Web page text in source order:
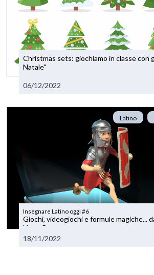
Christmas sets: giochiamo in classe con
Natale"
06/12/2022
Latino
Insegnare Latino oggi #6
Giochi, videogiochi e formule magiche...
Harry Potter
18/11/2022